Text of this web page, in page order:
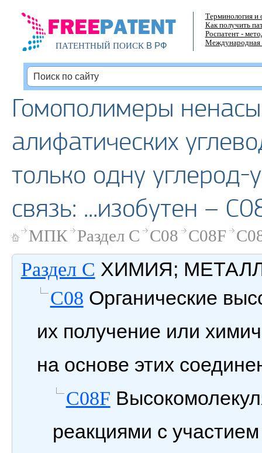
ПАТЕНТНЫЙ ПОИСКВ РФ
Терминология и
Как получить
Роспатент -
Международная
Гомополимеры
алифатических
только одну
связь: ...изобутен –
МПК Раздел C C08 C08F
Раздел C ХИМИЯ;
C08 Органические
их получение или
на основе этих
C08F
реакциями с